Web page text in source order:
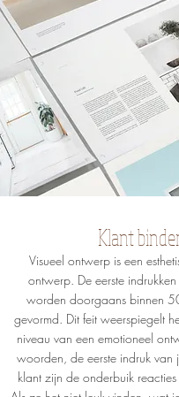
Klant
Visueel ontwerp is een
ontwerp. De eerste
worden doorgaans binnen
gevormd. Dit feit weerspiegelt
niveau van een emotioneel
woorden, de eerste indruk van
klant zijn de onderbuik